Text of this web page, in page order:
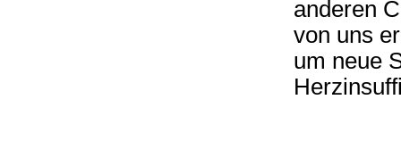
anderen
von uns
um neue